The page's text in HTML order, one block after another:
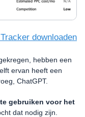
downloaden
hebben een
ervan heeft een
ChatGPT.
gebruiken voor het
dat nodig zijn.